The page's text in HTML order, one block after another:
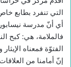
التي تنفرد بطابع
أي أنّ مدرسة
فالملامة، هي: كبح
الفتوّة فمعناه
إنّ أمامنا من